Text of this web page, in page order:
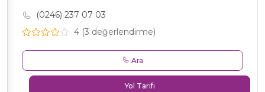
(0246) 237 07 03
4 (3 değerlendirme)
Ara
Yol Tarifi